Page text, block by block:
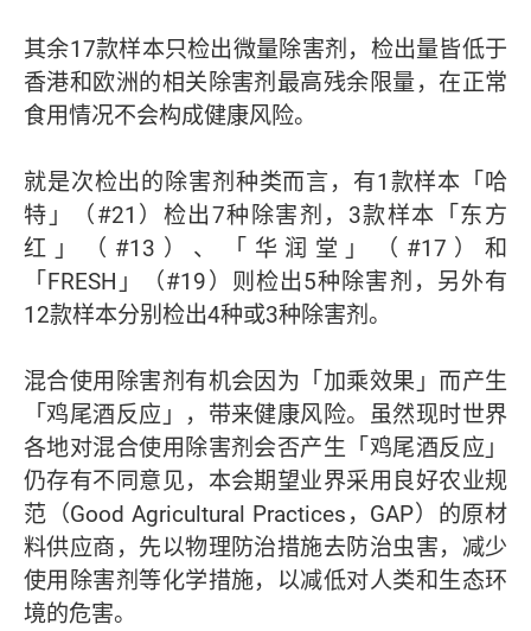
其余17款样本只检出微量除害剂，检出量皆低于
香港和欧洲的相关除害剂最高残余限量，在正常
食用情况不会构成健康风险。
就是次检出的除害剂种类而言，有1款样本「哈
特」（#21）检出7种除害剂，3款样本「东方
红」（#13）、「华润堂」（#17）和
「FRESH」（#19）则检出5种除害剂，另外有
12款样本分别检出4种或3种除害剂。
混合使用除害剂有机会因为「加乘效果」而产生
「鸡尾酒反应」，带来健康风险。虽然现时世界
各地对混合使用除害剂会否产生「鸡尾酒反应」
仍存有不同意见，本会期望业界采用良好农业规
范（Good Agricultural Practices，GAP）的原材
料供应商，先以物理防治措施去防治虫害，减少
使用除害剂等化学措施，以减低对人类和生态环
境的危害。